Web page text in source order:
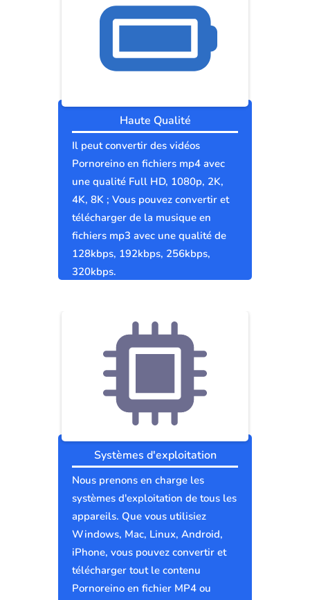
Haute Qualité
Il peut convertir des vidéos
Pornoreino en fichiers mp4 avec
une qualité Full HD, 1080p, 2K,
4K, 8K ; Vous pouvez convertir et
télécharger de la musique en
fichiers mp3 avec une qualité de
128kbps, 192kbps, 256kbps,
320kbps.
Systèmes d'exploitation
Nous prenons en charge les
systèmes d'exploitation de tous les
appareils. Que vous utilisiez
Windows, Mac, Linux, Android,
iPhone, vous pouvez convertir et
télécharger tout le contenu
Pornoreino en fichier MP4 ou